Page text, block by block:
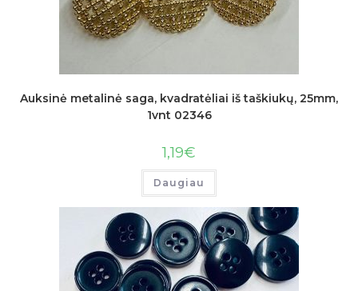
Auksinė metalinė saga, kvadratėliai iš taškiukų, 25mm,
1vnt 02346
1,19€
Daugiau